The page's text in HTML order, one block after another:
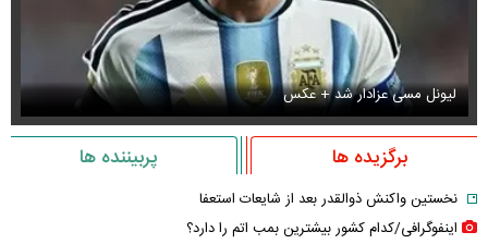
لیونل مسی عزادار شد + عکس
برگزیده ها پربیننده ها
نخستین واکنش ذوالقدر بعد از شایعات استعفا
اینفوگرافی/کدام کشور بیشترین بمب اتم را دارد؟